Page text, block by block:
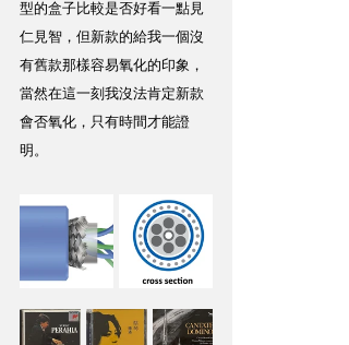
型的盒子比較是否好看一點見
仁見智，但新款的給我一個沒
有舊款那樣容易氧化的印象，
當然在這一刻我沒法肯定新款
會否氧化，只有時間才能證
明。